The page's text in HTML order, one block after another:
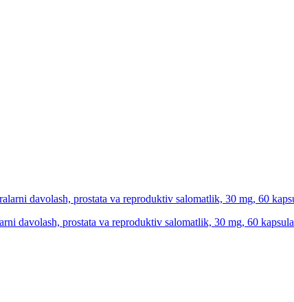
davolash, prostata va reproduktiv salomatlik, 30 mg, 60 kapsula